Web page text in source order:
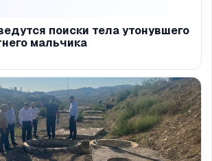
поиски тела утонувшего
мальчика